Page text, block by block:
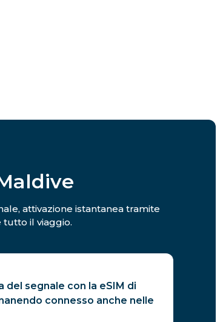
attivazione istantanea tramite
il viaggio.
del segnale con la eSIM di
connesso anche nelle